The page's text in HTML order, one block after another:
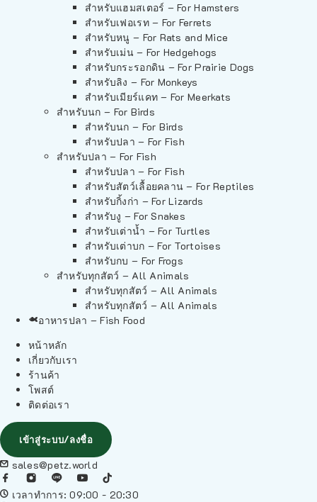
สำหรับแฮมสเตอร์ – For Hamsters
สำหรับเฟอเรท – For Ferrets
สำหรับหนู – For Rats and Mice
สำหรับเม่น – For Hedgehogs
สำหรับกระรอกดิน – For Prairie Dogs
สำหรับลิง – For Monkeys
สำหรับเมียร์แคท – For Meerkats
สำหรับนก – For Birds
สำหรับนก – For Birds
สำหรับปลา – For Fish
สำหรับปลา – For Fish
สำหรับปลา – For Fish
สำหรับสัตว์เลื้อยคลาน – For Reptiles
สำหรับกิ้งก่า – For Lizards
สำหรับงู – For Snakes
สำหรับเต่าน้ำ – For Turtles
สำหรับเต่าบก – For Tortoises
สำหรับกบ – For Frogs
สำหรับทุกสัตว์ – All Animals
สำหรับทุกสัตว์ – All Animals
สำหรับทุกสัตว์ – All Animals
อาหารปลา – Fish Food
หน้าหลัก
เกี่ยวกับเรา
ร้านค้า
โพสต์
ติดต่อเรา
เข้าสู่ระบบ/ลงชื่อ
sales@petz.world
เวลาทำการ: 09:00 - 20:30